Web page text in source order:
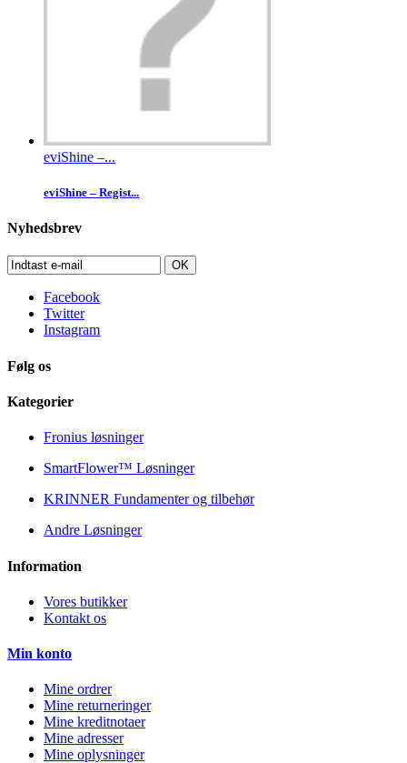
eviShine –...
eviShine – Regist...
Nyhedsbrev
OK
Facebook
Twitter
Instagram
Følg os
Kategorier
Fronius løsninger
SmartFlower™ Løsninger
KRINNER Fundamenter og tilbehør
Andre Løsninger
Information
Vores butikker
Kontakt os
Min konto
Mine ordrer
Mine returneringer
Mine kreditnotaer
Mine adresser
Mine oplysninger